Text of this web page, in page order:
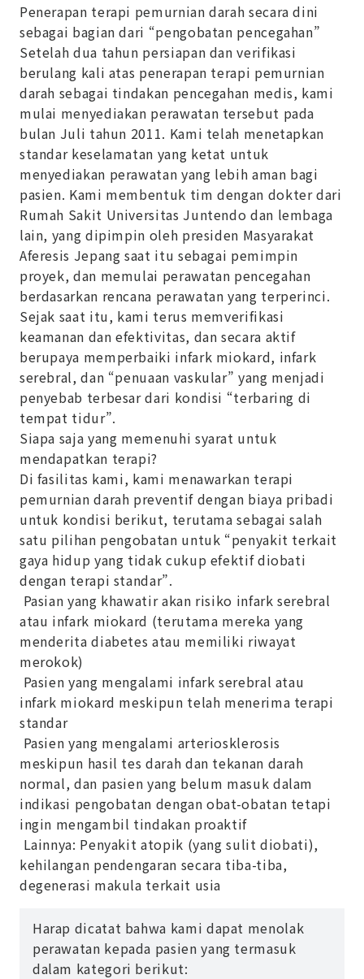
Penerapan terapi pemurnian darah secara dini
sebagai bagian dari “pengobatan pencegahan”
Setelah dua tahun persiapan dan verifikasi
berulang kali atas penerapan terapi pemurnian
darah sebagai tindakan pencegahan medis, kami
mulai menyediakan perawatan tersebut pada
bulan Juli tahun 2011. Kami telah menetapkan
standar keselamatan yang ketat untuk
menyediakan perawatan yang lebih aman bagi
pasien. Kami membentuk tim dengan dokter dari
Rumah Sakit Universitas Juntendo dan lembaga
lain, yang dipimpin oleh presiden Masyarakat
Aferesis Jepang saat itu sebagai pemimpin
proyek, dan memulai perawatan pencegahan
berdasarkan rencana perawatan yang terperinci.
Sejak saat itu, kami terus memverifikasi
keamanan dan efektivitas, dan secara aktif
berupaya memperbaiki infark miokard, infark
serebral, dan “penuaan vaskular” yang menjadi
penyebab terbesar dari kondisi “terbaring di
tempat tidur”.
Siapa saja yang memenuhi syarat untuk
mendapatkan terapi?
Di fasilitas kami, kami menawarkan terapi
pemurnian darah preventif dengan biaya pribadi
untuk kondisi berikut, terutama sebagai salah
satu pilihan pengobatan untuk “penyakit terkait
gaya hidup yang tidak cukup efektif diobati
dengan terapi standar”.
Pasian yang khawatir akan risiko infark serebral
atau infark miokard (terutama mereka yang
menderita diabetes atau memiliki riwayat
merokok)
Pasien yang mengalami infark serebral atau
infark miokard meskipun telah menerima terapi
standar
Pasien yang mengalami arteriosklerosis
meskipun hasil tes darah dan tekanan darah
normal, dan pasien yang belum masuk dalam
indikasi pengobatan dengan obat-obatan tetapi
ingin mengambil tindakan proaktif
Lainnya: Penyakit atopik (yang sulit diobati),
kehilangan pendengaran secara tiba-tiba,
degenerasi makula terkait usia
Harap dicatat bahwa kami dapat menolak
perawatan kepada pasien yang termasuk
dalam kategori berikut: